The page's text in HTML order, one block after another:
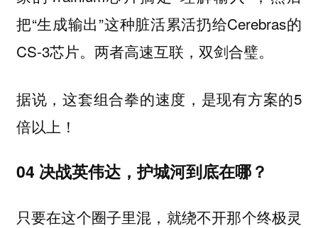
把“生成输出”这种脏活累活扔给Cerebras的
CS-3芯片。两者高速互联，双剑合璧。
据说，这套组合拳的速度，是现有方案的5
倍以上！
04 决战英伟达，护城河到底在哪？
只要在这个圈子里混，就绕不开那个终极灵